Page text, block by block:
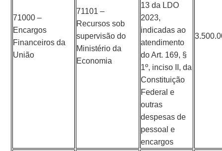
71000 –
Encargos
Financeiros da
União
71101 –
Recursos sob
supervisão do
Ministério da
Economia
13 da LDO
2023,
indicadas ao
atendimento
do Art. 169, §
1º, inciso II, da
Constituição
Federal e
outras
despesas de
pessoal e
encargos